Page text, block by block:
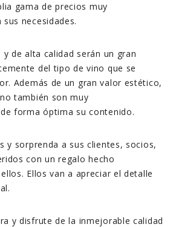
gama de precios muy
necesidades.
de alta calidad serán un gran
del tipo de vino que se
Además de un gran valor estético,
también son muy
forma óptima su contenido.
y sorprenda a sus clientes, socios,
con un regalo hecho
Ellos van a apreciar el detalle
y disfrute de la inmejorable calidad